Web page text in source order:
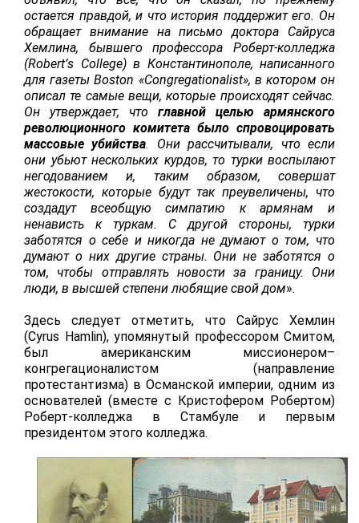
остается правдой, и что история поддержит его. Он
обращает внимание на письмо доктора Сайруса
Хемлина, бывшего профессора Роберт-колледжа
(Robert’s College) в Константинополе, написанного
для газетыBoston «Congregationalist», в котором он
описал те самые вещи, которые происходят сейчас.
Он утверждает, что главной целью армянского
революционного комитета было спровоцировать
массовые убийства. Они рассчитывали, что если
они убьют нескольких курдов, то турки воспылают
негодованием и, таким образом, совершат
жестокости, которые будут так преувеличены, что
создадут всеобщую симпатию к армянам и
ненависть к туркам. С другой стороны, турки
заботятся о себе и никогда не думают о том, что
думают о них другие страны. Они не заботятся о
том, чтобы отправлять новости за границу. Они
люди, в высшей степени любящие свой дом».
Здесьследует отметить, что Сайрус Хемлин
(Cyrus Hamlin), упомянутый профессором Смитом,
был американским миссионером–
конгрегационалистом (направление
протестантизма) в Османской империи, одним из
основателей (вместе с Кристофером Робертом)
Роберт-колледжа в Стамбуле и первым
президентом этого колледжа.